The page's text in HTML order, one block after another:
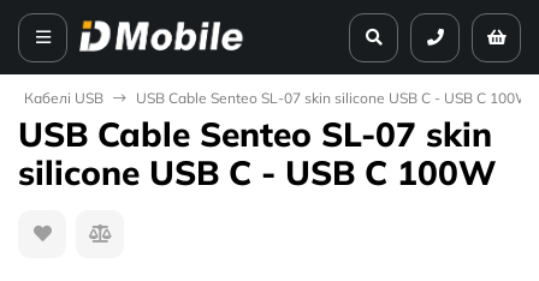
Кабелі USB USB Cable Senteo SL-07 skin silicone USB C - USB C 100W
USB Cable Senteo SL-07 skin
silicone USB C - USB C 100W